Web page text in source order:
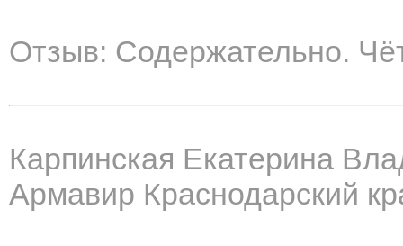
Отзыв: Содержательно.
Карпинская Екатерина
Армавир Краснодарский